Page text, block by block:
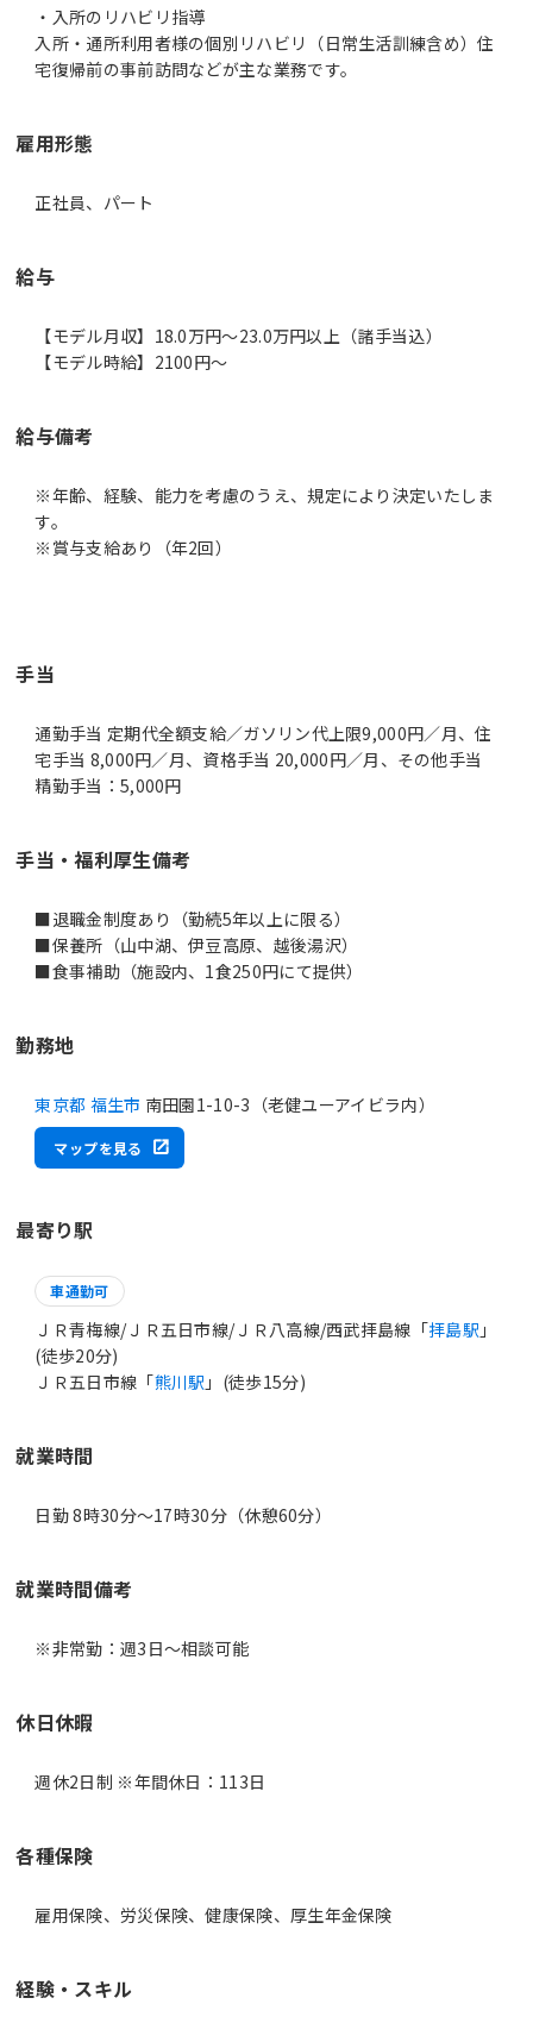
・入所のリハビリ指導
入所・通所利用者様の個別リハビリ（日常生活訓練含め）住
宅復帰前の事前訪問などが主な業務です。
雇用形態
正社員、パート
給与
【モデル月収】18.0万円〜23.0万円以上（諸手当込）
【モデル時給】2100円〜
給与備考
※年齢、経験、能力を考慮のうえ、規定により決定いたしま
す。
※賞与支給あり（年2回）
手当
通勤手当 定期代全額支給／ガソリン代上限9,000円／月、住
宅手当 8,000円／月、資格手当 20,000円／月、その他手当
精勤手当：5,000円
手当・福利厚生備考
■退職金制度あり（勤続5年以上に限る）
■保養所（山中湖、伊豆高原、越後湯沢）
勤務地
東京都 福生市 南田園1-10-3（老健ユーアイビラ内）
マップを見る
最寄り駅
車通勤可
ＪＲ青梅線/ＪＲ五日市線/ＪＲ八高線/西武拝島線「拝島駅 」
(徒歩20分)
ＪＲ五日市線「熊川駅 」(徒歩15分)
就業時間
日勤 8時30分〜17時30分（休憩60分）
就業時間備考
休日休暇
週休2日制 ※年間休日：113日
各種保険
雇用保険、労災保険、健康保険、厚生年金保険
経験・スキル